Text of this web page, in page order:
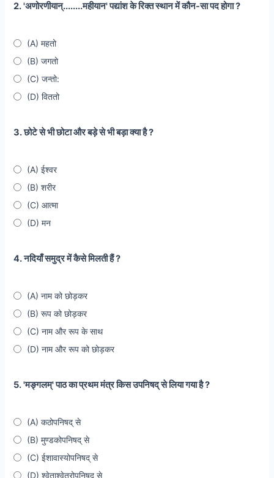
2. 'अणोरणीयान्........महीयान' पद्यांश के रिक्त स्थान में कौन-सा पद होगा ?
(A) महतो
(B) जगतो
(C) जन्तो:
(D) विततो
3. छोटे से भी छोटा और बड़े से भी बड़ा क्या है ?
(A) ईश्वर
(B) शरीर
(C) आत्मा
(D) मन
4. नदियाँ समुद्र में कैसे मिलती हैं ?
(A) नाम को छोड़कर
(B) रूप को छोड़कर
(C) नाम और रूप के साथ
(D) नाम और रूप को छोड़कर
5. 'मङ्गलम्' पाठ का प्रथम मंत्र किस उपनिषद् से लिया गया है ?
(A) कठोपनिषद् से
(B) मुण्डकोपनिषद् से
(C) ईशावास्योपनिषद् से
(D) श्वेताश्वेतरोपनिषद् से